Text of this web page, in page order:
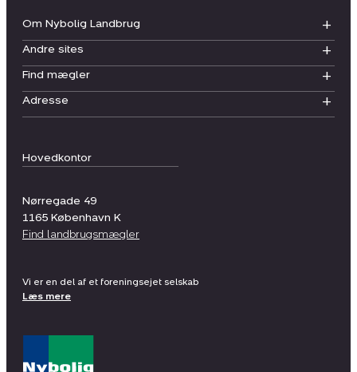
Hovedkontor
Nørregade 49
1165 København K
Find landbrugsmægler
Om Nybolig Landbrug
Andre sites
Find mægler
Adresse
Vi er en del af et foreningsejet selskab
Læs mere